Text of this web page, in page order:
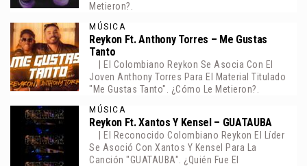
Metieron?.
MÚSICA
Reykon Ft. Anthony Torres – Me Gustas
Tanto
| El Colombiano Reykon Se Asocia Con El
Joven Anthony Torres Para El Material Titulado
"Me Gustas Tanto". ¿Cómo Le Metieron?.
MÚSICA
Reykon Ft. Xantos Y Kensel – GUATAUBA
| El Reconocido Colombiano Reykon El Líder
Se Asoció Con Xantos Y Kensel Para La
Canción "GUATAUBA". ¿Quién Fue El